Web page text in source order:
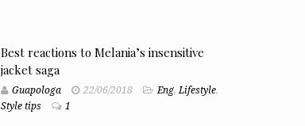
Best reactions to Melania’s insensitive
jacket saga
Guapologa 22/06/2018 Eng,Lifestyle,
Style tips
1